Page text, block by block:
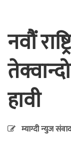
नवौं
हावी
म्याग्दी न्युज